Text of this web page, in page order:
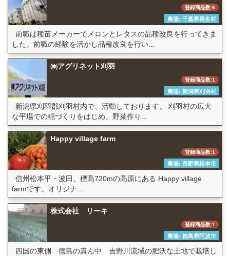
登録商品数:6
農場: 千葉県長生村
前職は種苗メーカーでメロンとレタスの品種改良を行ってきま
した。前職の経験を活かし品種改良を行い...
㈱アグリネット刈羽
登録商品数:1
農場: 新潟県刈羽村
新潟県刈羽郡刈羽村内で、活動しております。 刈羽村の広大
な平場での稲づくりをはじめ、野菜作り...
Happy village farm
登録商品数:1
農場: 長野県松本市
信州松本平・波田、標高720mの高原にある Happy village
farmです。オリジナ...
株式会社 リーキ
登録商品数:1
農場: 徳島県阿波市
四国の東側 徳島の真ん中 吉野川流域の肥沃な土地で栽培し